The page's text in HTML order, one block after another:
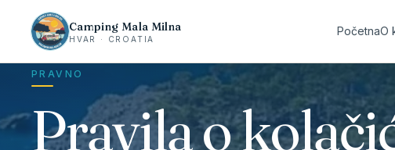
Camping Mala Milna
HVAR · CROATIA
PočetnaO
PRAVNO
Pravila o